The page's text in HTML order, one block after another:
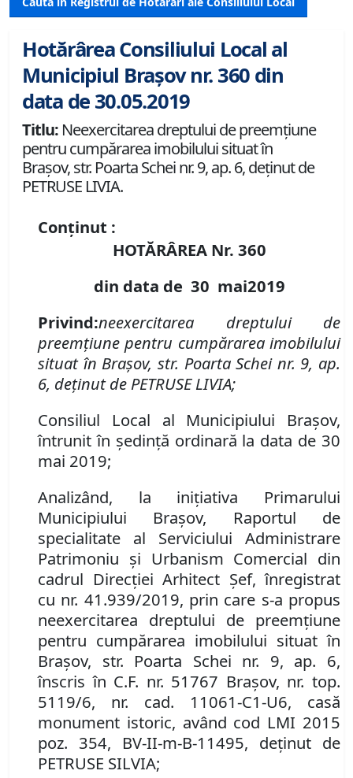
Hotărârea Consiliului Local al
Municipiul Brașov nr. 360 din
data de 30.05.2019
Titlu: Neexercitarea dreptului de preemţiune
pentru cumpărarea imobilului situat în
Braşov, str. Poarta Schei nr. 9, ap. 6, deţinut de
PETRUSE LIVIA.
Conținut :
HOTĂRÂREA Nr. 360
din data de 30 mai2019
Privind:neexercitarea dreptului de
preemţiune pentru cumpărarea imobilului
situat în Braşov, str. Poarta Schei nr. 9, ap.
6, deţinutde PETRUSE LIVIA;
Consiliul Local al Municipiului Brașov,
întrunit în ședință ordinară la data de 30
mai 2019;
Analizând, la iniţiativa Primarului
Municipiului Braşov, Raportul de
specialitate al Serviciului Administrare
Patrimoniu şi Urbanism Comercial din
cadrul Direcţiei Arhitect Şef, înregistrat
cu nr. 41.939/2019, prin care s-a propus
neexercitarea dreptului de preemţiune
pentru cumpărarea imobilului situat în
Braşov, str. Poarta Schei nr. 9, ap. 6,
înscris în C.F. nr. 51767 Braşov, nr. top.
5119/6, nr. cad. 11061-C1-U6, casă
monument istoric, având cod LMI 2015
poz. 354, BV-II-m-B-11495, deţinut de
PETRUSE SILVIA;